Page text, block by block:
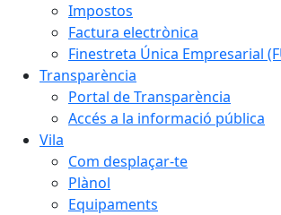
Impostos
Factura electrònica
Finestreta Única Empresarial
Transparència
Portal de Transparència
Accés a la informació pública
Vila
Com desplaçar-te
Plànol
Equipaments